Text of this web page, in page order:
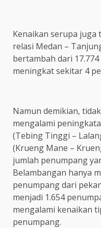
Kenaikan serupa juga
relasi Medan –
bertambah dari
meningkat sekitar 4
Namun demikian,
mengalami
(Tebing Tinggi –
(Krueng Mane –
jumlah penumpang
Belambangan hanya
penumpang dari
menjadi 1.654
mengalami kenaikan
penumpang.